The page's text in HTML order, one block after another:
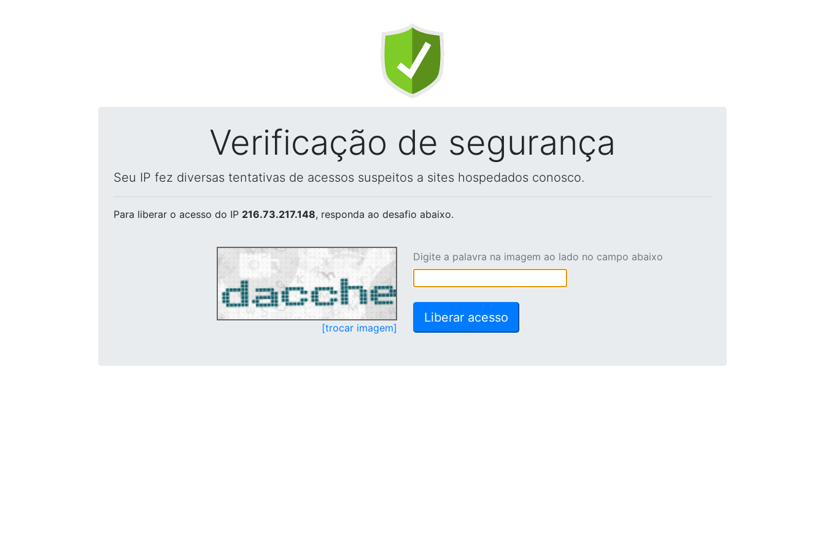
Verificação de segurança
Seu IP fez diversas tentativas de acessos suspeitos a sites hospedados conosco.
Para liberar o acesso do IP 216.73.217.148, responda ao desafio abaixo.
[trocar imagem]
Digite a palavra na imagem ao lado no campo abaixo